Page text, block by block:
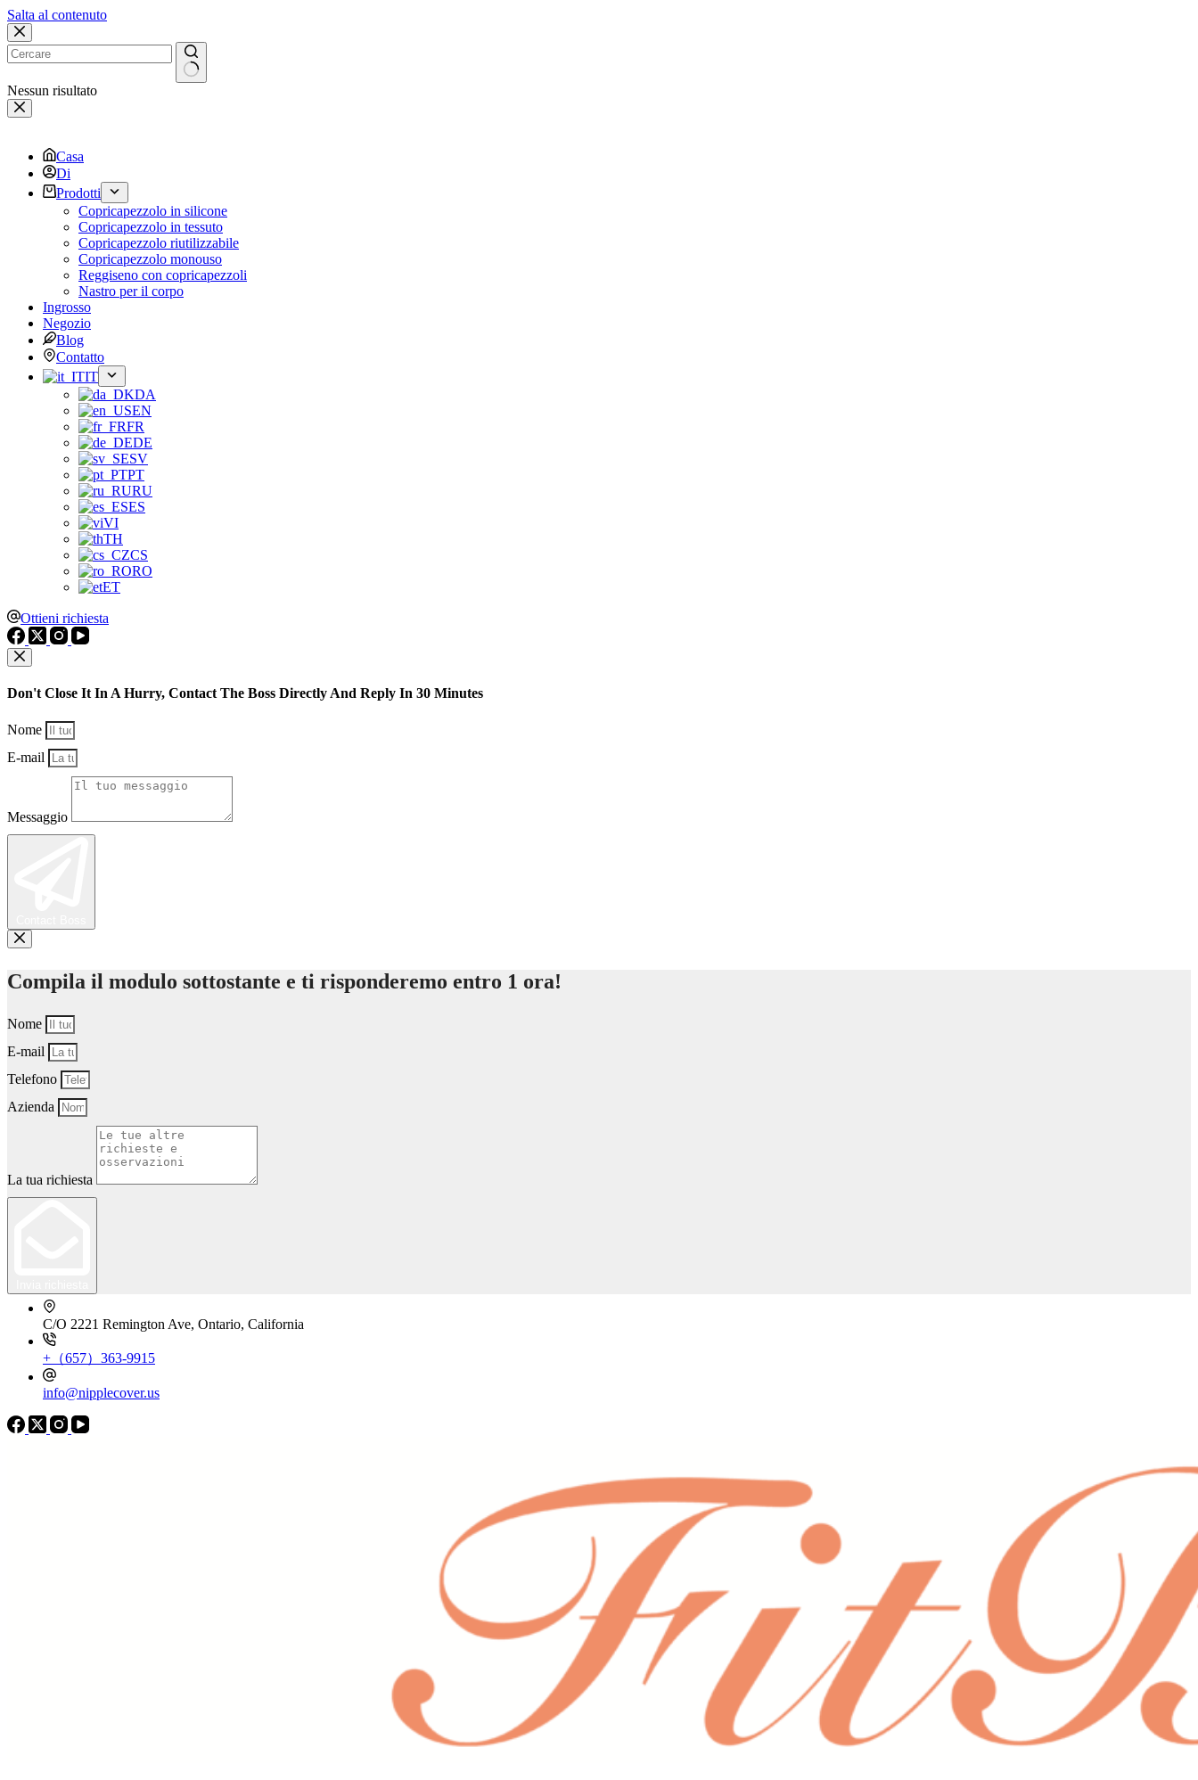
Salta al contenuto
Nessun risultato
Casa
Di
Prodotti
Copricapezzolo in silicone
Copricapezzolo in tessuto
Copricapezzolo riutilizzabile
Copricapezzolo monouso
Reggiseno con copricapezzoli
Nastro per il corpo
Ingrosso
Negozio
Blog
Contatto
IT
DA
EN
FR
DE
SV
PT
RU
ES
VI
TH
CS
RO
ET
Ottieni richiesta
Don't Close It In A Hurry, Contact The Boss Directly And Reply In 30 Minutes
Nome
E-mail
Messaggio
Compila il modulo sottostante e ti risponderemo entro 1 ora!
Nome
E-mail
Telefono
Azienda
La tua richiesta
C/O 2221 Remington Ave, Ontario, California
+（657）363-9915
info@nipplecover.us